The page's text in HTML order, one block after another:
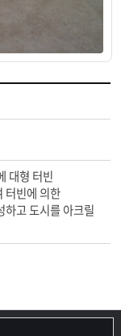
대형 터빈
터빈에 의한
하고 도시를 아크릴